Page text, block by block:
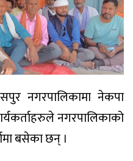
नगरपालिकामा नेकपा
नगरपालिकाको
बसेका छन् ।